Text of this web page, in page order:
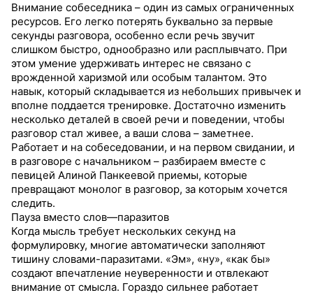
Внимание собеседника – один из самых ограниченных
ресурсов. Его легко потерять буквально за первые
секунды разговора, особенно если речь звучит
слишком быстро, однообразно или расплывчато. При
этом умение удерживать интерес не связано с
врожденной харизмой или особым талантом. Это
навык, который складывается из небольших привычек и
вполне поддается тренировке. Достаточно изменить
несколько деталей в своей речи и поведении, чтобы
разговор стал живее, а ваши слова – заметнее.
Работает и на собеседовании, и на первом свидании, и
в разговоре с начальником – разбираем вместе с
певицей Алиной Панкеевой приемы, которые
превращают монолог в разговор, за которым хочется
следить.
Пауза вместо слов—паразитов
Когда мысль требует нескольких секунд на
формулировку, многие автоматически заполняют
тишину словами-паразитами. «Эм», «ну», «как бы»
создают впечатление неуверенности и отвлекают
внимание от смысла. Гораздо сильнее работает